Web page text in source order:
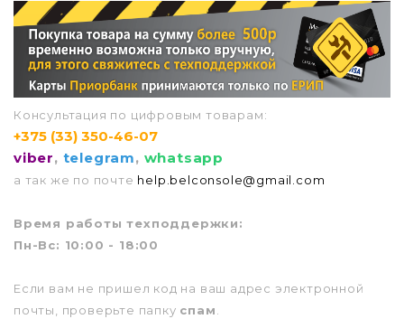
Консультация по цифровым товарам:
+375 (33) 350-46-07
viber, telegram, whatsapp
а так же по почте help.belconsole@gmail.com
Время работы техподдержки:
Пн-Вс: 10:00 - 18:00
Если вам не пришел код на ваш адрес электронной
почты, проверьте папку спам.